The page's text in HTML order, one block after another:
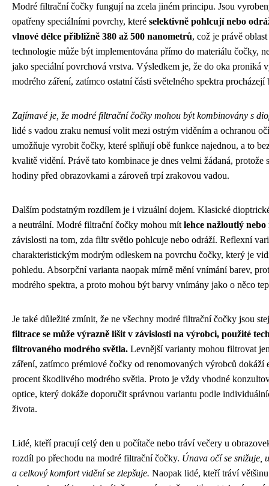
Modré filtrační čočky fungují na zcela jiném principu. Jsou
opatřeny speciálními povrchy, které selektivně pohlcují nebo
vlnové délce přibližně 380 až 500 nanometrů, což je právě
technologie může být implementována přímo do materiálu čočky,
jako speciální povrchová vrstva. Výsledkem je, že do oka proniká
modrého záření, zatímco ostatní části světelného spektra procházejí
Zajímavé je, že modré filtrační čočky mohou být kombinovány s
lidé s vadou zraku nemusí volit mezi ostrým viděním a ochranou
umožňuje vyrobit čočky, které splňují obě funkce najednou, a to
kvalitě vidění. Právě tato kombinace je dnes velmi žádaná, protože
hodiny před obrazovkami a zároveň trpí zrakovou vadou.
Dalším podstatným rozdílem je i vizuální dojem. Klasické
a neutrální. Modré filtrační čočky mohou mít lehce nažloutlý
závislosti na tom, zda filtr světlo pohlcuje nebo odráží. Reflexní
charakteristickým modrým odleskem na povrchu čočky, který je
pohledu. Absorpční varianta naopak mírně mění vnímání barev,
modrého spektra, a proto mohou být barvy vnímány jako o něco
Je také důležité zmínit, že ne všechny modré filtrační čočky jsou
filtrace se může výrazně lišit v závislosti na výrobci, použité
filtrovaného modrého světla. Levnější varianty mohou filtrovat
záření, zatímco prémiové čočky od renomovaných výrobců dokáží
procent škodlivého modrého světla. Proto je vždy vhodné
optice, který dokáže doporučit správnou variantu podle
života.
Lidé, kteří pracují celý den u počítače nebo tráví večery u
rozdíl po přechodu na modré filtrační čočky. Únava očí se snižuje,
a celkový komfort vidění se zlepšuje. Naopak lidé, kteří tráví